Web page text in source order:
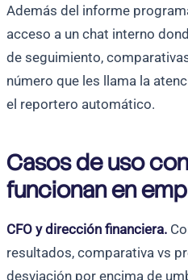
Además del informe
acceso a un chat interno
de seguimiento,
número que les llama la
el reportero automático.
Casos de uso
funcionan en
CFO y dirección financiera.
resultados, comparativa vs
desviación por encima de